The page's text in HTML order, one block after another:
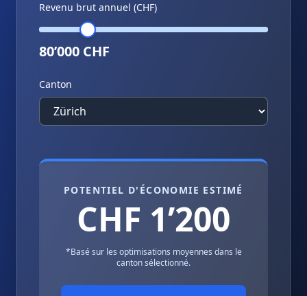
Revenu brut annuel (CHF)
80’000 CHF
Canton
POTENTIEL D'ÉCONOMIE ESTIMÉ
CHF 1’200
*Basé sur les optimisations moyennes dans le
canton sélectionné.